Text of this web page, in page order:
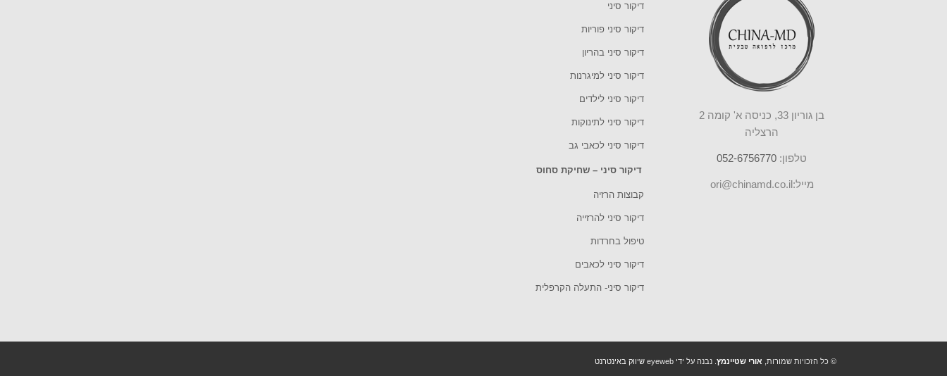
דיקור סיני
דיקור סיני פוריות
דיקור סיני בהריון
דיקור סיני למיגרנות
דיקור סיני לילדים
דיקור סיני לתינוקות
דיקור סיני לכאבי גב
דיקור סיני – שחיקת סחוס
קבוצות הרזיה
דיקור סיני להרזייה
טיפול בחרדות
דיקור סיני לכאבים
דיקור סיני- התעלה הקרפלית
בן גוריון 33, כניסה א' קומה 2
הרצליה
טלפון: 052-6756770
מייל:ori@chinamd.co.il
© כל הזכויות שמורות, אורי שטיינמץ . נבנה על ידי eyeweb שיווק באינטרנט